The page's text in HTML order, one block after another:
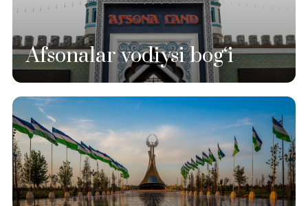
Afsonalar vodiysi bog‘i